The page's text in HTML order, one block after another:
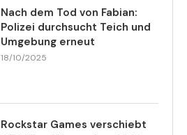
Nach dem Tod von Fabian:
Polizei durchsucht Teich und
Umgebung erneut
18/10/2025
Rockstar Games verschiebt